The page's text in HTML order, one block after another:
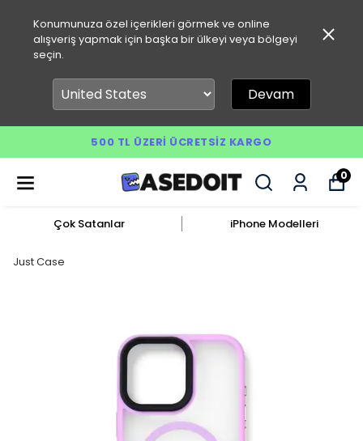
Konumunuza özel içerikleri görmek ve online
alışveriş yapmak için başka bir ülkeyi veya bölgeyi
seçin.
Devam
500 TL ÜZERI ÜCRETSIZ KARGO
0
Çok Satanlar iPhone Modelleri
Just Case